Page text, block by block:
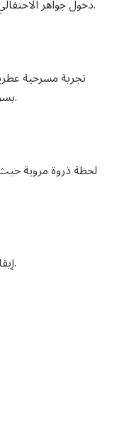
تجربة مسرحية
بسرد القصص المستوحاة من حدائق المغرب.
لحظة ذروة مروية حيث
إيقاعات أندلسية وقانونية غامرة طوال المساء.